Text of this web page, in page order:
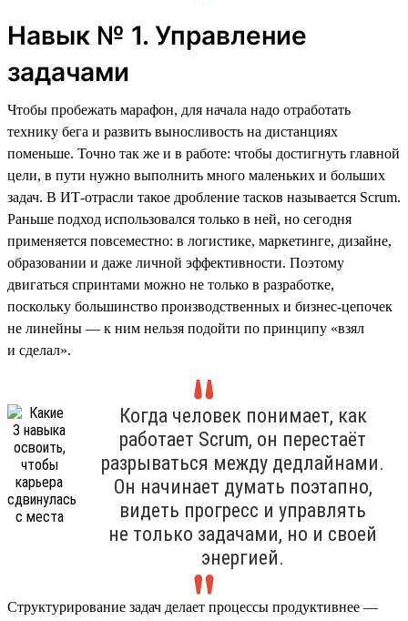
Навык № 1. Управление
задачами
Чтобы пробежать марафон, для начала надо отработать
технику бега и развить выносливость на дистанциях
поменьше. Точно так же и в работе: чтобы достигнуть главной
цели, в пути нужно выполнить много маленьких и больших
задач. В ИТ-отрасли такое дробление тасков называется Scrum.
Раньше подход использовался только в ней, но сегодня
применяется повсеместно: в логистике, маркетинге, дизайне,
образовании и даже личной эффективности. Поэтому
двигаться спринтами можно не только в разработке,
поскольку большинство производственных и бизнес-цепочек
не линейны — к ним нельзя подойти по принципу «взял
и сделал».
Когда человек понимает, как
работает Scrum, он перестаёт
разрываться между дедлайнами.
Он начинает думать поэтапно,
видеть прогресс и управлять
не только задачами, но и своей
энергией.
Структурирование задач делает процессы продуктивнее —